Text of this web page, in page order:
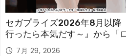
セガプライズ2026年8月以降
行ったら本気だす～』から「
アが登場！
7月 29, 2026